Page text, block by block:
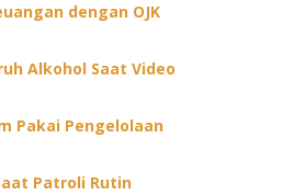
dengan OJK
Alkohol Saat Video
Pakai Pengelolaan
Patroli Rutin